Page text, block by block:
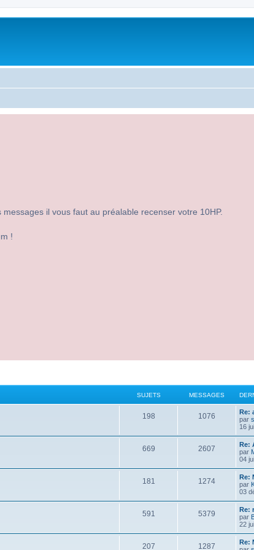
il vous faut au préalable recenser votre 10HP.
!
SUJETS MESSAGES
198 1076
Re:
par
16
669 2607
Re:
par
04
181 1274
Re:
par
03
591 5379
Re:
par
22
207 1287
Re: